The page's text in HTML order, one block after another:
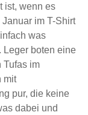
ist, wenn es
im T-Shirt
was
Leger boten eine
Tufas im
mit
pur, die keine
dabei und